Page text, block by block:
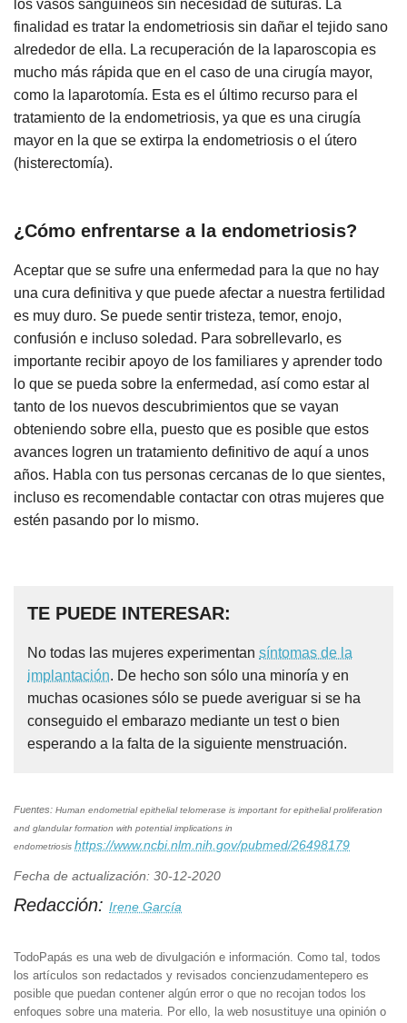
los vasos sanguíneos sin necesidad de suturas. La
finalidad es tratar la endometriosis sin dañar el tejido sano
alrededor de ella. La recuperación de la laparoscopia es
mucho más rápida que en el caso de una cirugía mayor,
como la laparotomía. Esta es el último recurso para el
tratamiento de la endometriosis, ya que es una cirugía
mayor en la que se extirpa la endometriosis o el útero
(histerectomía).
¿Cómo enfrentarse a la endometriosis?
Aceptar que se sufre una enfermedad para la que no hay
una cura definitiva y que puede afectar a nuestra fertilidad
es muy duro. Se puede sentir tristeza, temor, enojo,
confusión e incluso soledad. Para sobrellevarlo, es
importante recibir apoyo de los familiares y aprender todo
lo que se pueda sobre la enfermedad, así como estar al
tanto de los nuevos descubrimientos que se vayan
obteniendo sobre ella, puesto que es posible que estos
avances logren un tratamiento definitivo de aquí a unos
años. Habla con tus personas cercanas de lo que sientes,
incluso es recomendable contactar con otras mujeres que
estén pasando por lo mismo.
TE PUEDE INTERESAR:
No todas las mujeres experimentan síntomas de la
implantación. De hecho son sólo una minoría y en
muchas ocasiones sólo se puede averiguar si se ha
conseguido el embarazo mediante un test o bien
esperando a la falta de la siguiente menstruación.
Fuentes: Human endometrial epithelial telomerase is important for epithelial proliferation
and glandular formation with potential implications in
endometriosis https://www.ncbi.nlm.nih.gov/pubmed/26498179
Fecha de actualización: 30-12-2020
Redacción: Irene García
TodoPapás es una web de divulgación e información. Como tal, todos
los artículos son redactados y revisados concienzudamentepero es
posible que puedan contener algún error o que no recojan todos los
enfoques sobre una materia. Por ello, la web nosustituye una opinión o